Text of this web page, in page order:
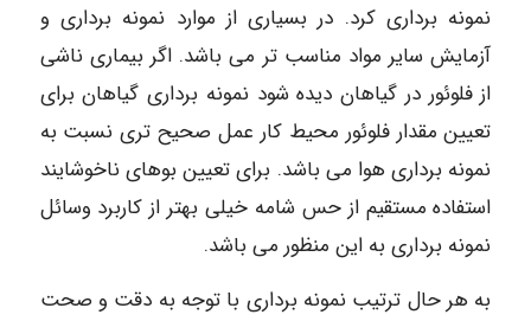
نمونه برداری کرد. در بسیاری از موارد نمونه برداری و
آزمایش سایر مواد مناسب تر می باشد. اگر بیماری ناشی
از فلوئور در گیاهان دیده شود نمونه برداری گیاهان برای
تعیین مقدار فلوئور محیط کار عمل صحیح تری نسبت به
نمونه برداری هوا می باشد. برای تعیین بوهای ناخوشایند
استفاده مستقیم از حس شامه خیلی بهتر از کاربرد وسائل
نمونه برداری به این منظور می باشد.
به هر حال ترتیب نمونه برداری با توجه به دقت و صحت